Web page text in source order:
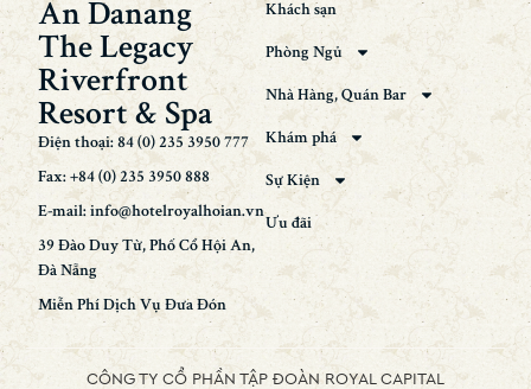
An Danang
The Legacy
Riverfront
Resort & Spa
Điện thoại: 84 (0) 235 3950 777
Fax: +84 (0) 235 3950 888
E-mail: info@hotelroyalhoian.vn
39 Đào Duy Từ, Phố Cổ Hội An,
Đà Nẵng
Miễn Phí Dịch Vụ Đưa Đón
Khách sạn
Phòng Ngủ
Nhà Hàng, Quán Bar
Khám phá
Sự Kiện
Ưu đãi
CÔNG TY CỔ PHẦN TẬP ĐOÀN ROYAL CAPITAL